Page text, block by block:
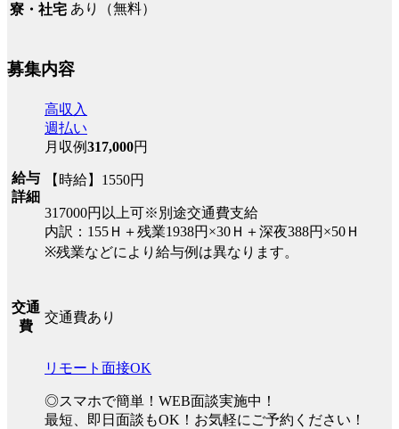
寮・社宅 あり（無料）
募集内容
給与
詳細
高収入
週払い
月収例317,000円
【時給】1550円
317000円以上可※別途交通費支給
内訳：155Ｈ＋残業1938円×30Ｈ＋深夜388円×50Ｈ
※残業などにより給与例は異なります。
交通
費
交通費あり
リモート面接OK
◎スマホで簡単！WEB面談実施中！
最短、即日面談もOK！お気軽にご予約ください！